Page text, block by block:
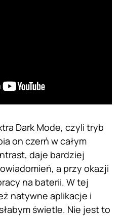
Dark Mode, czyli tryb
on czerń w całym
daje bardziej
a przy okazji
na baterii. W tej
natywne aplikacje i
świetle. Nie jest to